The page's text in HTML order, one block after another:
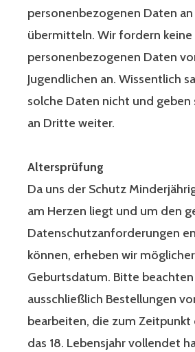
personenbezogenen Daten an
übermitteln. Wir fordern keine
personenbezogenen Daten
Jugendlichen an. Wissentlich
solche Daten nicht und geben
an Dritte weiter.
Altersprüfung
Da uns der Schutz
am Herzen liegt und um den
Datenschutzanforderungen
können, erheben wir
Geburtsdatum. Bitte beachten
ausschließlich Bestellungen
bearbeiten, die zum Zeitpunkt
das 18. Lebensjahr vollendet